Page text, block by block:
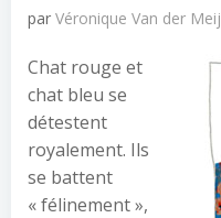
par Véronique Van der Meij
Chat rouge et
chat bleu se
détestent
royalement. Ils
se battent
« félinement »,